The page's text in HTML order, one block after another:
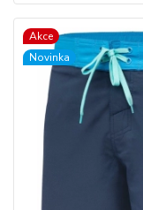
Akce
Novinka